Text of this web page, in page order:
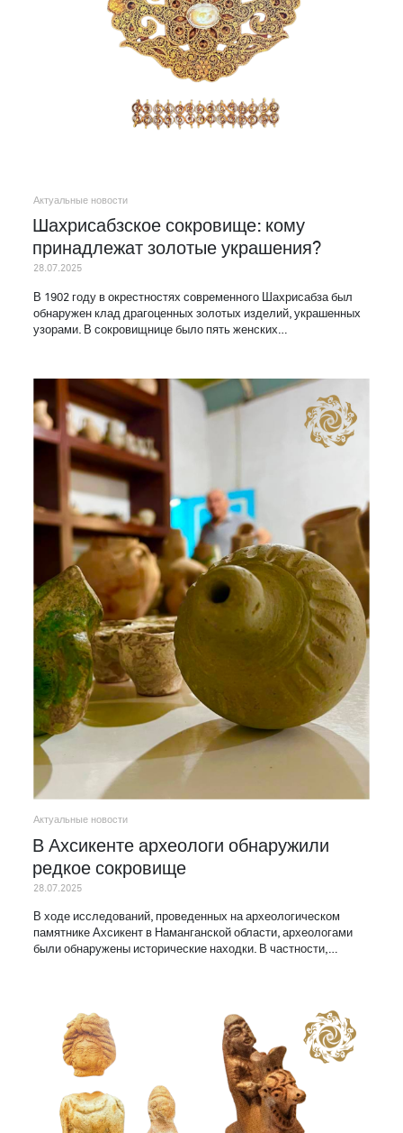
Актуальные новости
Шахрисабзское сокровище: кому
принадлежат золотые украшения?
28.07.2025
В 1902 году в окрестностях современного Шахрисабза был
обнаружен клад драгоценных золотых изделий, украшенных
узорами. В сокровищнице было пять женских…
Актуальные новости
В Ахсикенте археологи обнаружили
редкое сокровище
28.07.2025
В ходе исследований, проведенных на археологическом
памятнике Ахсикент в Наманганской области, археологами
были обнаружены исторические находки. В частности,…